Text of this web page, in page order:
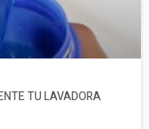
TU LAVADORA